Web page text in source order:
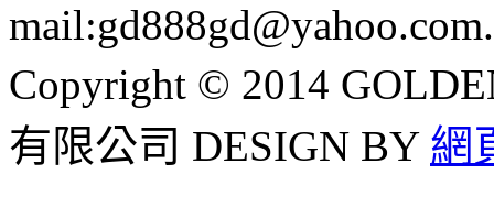
Copyright © 2014
有限公司 DESIGN BY 網